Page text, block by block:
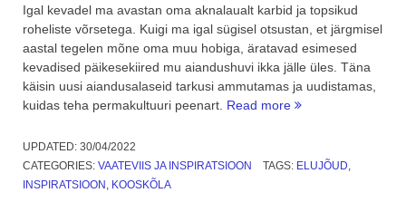
Igal kevadel ma avastan oma aknalaualt karbid ja topsikud
roheliste võrsetega. Kuigi ma igal sügisel otsustan, et järgmisel
aastal tegelen mõne oma muu hobiga, äratavad esimesed
kevadised päikesekiired mu aiandushuvi ikka jälle üles. Täna
käisin uusi aiandusalaseid tarkusi ammutamas ja uudistamas,
kuidas teha permakultuuri peenart. Read more “Kuidas
peenart
UPDATED: 30/04/2022
CATEGORIES: VAATEVIIS JA INSPIRATSIOON TAGS: ELUJÕUD,
INSPIRATSIOON , KOOSKÕLA